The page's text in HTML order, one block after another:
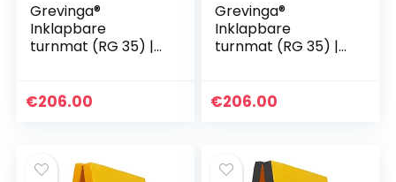
Grevinga®
Inklapbare
turnmat (RG 35) |
€206.00
Grevinga®
Inklapbare
turnmat (RG 35) |
€206.00